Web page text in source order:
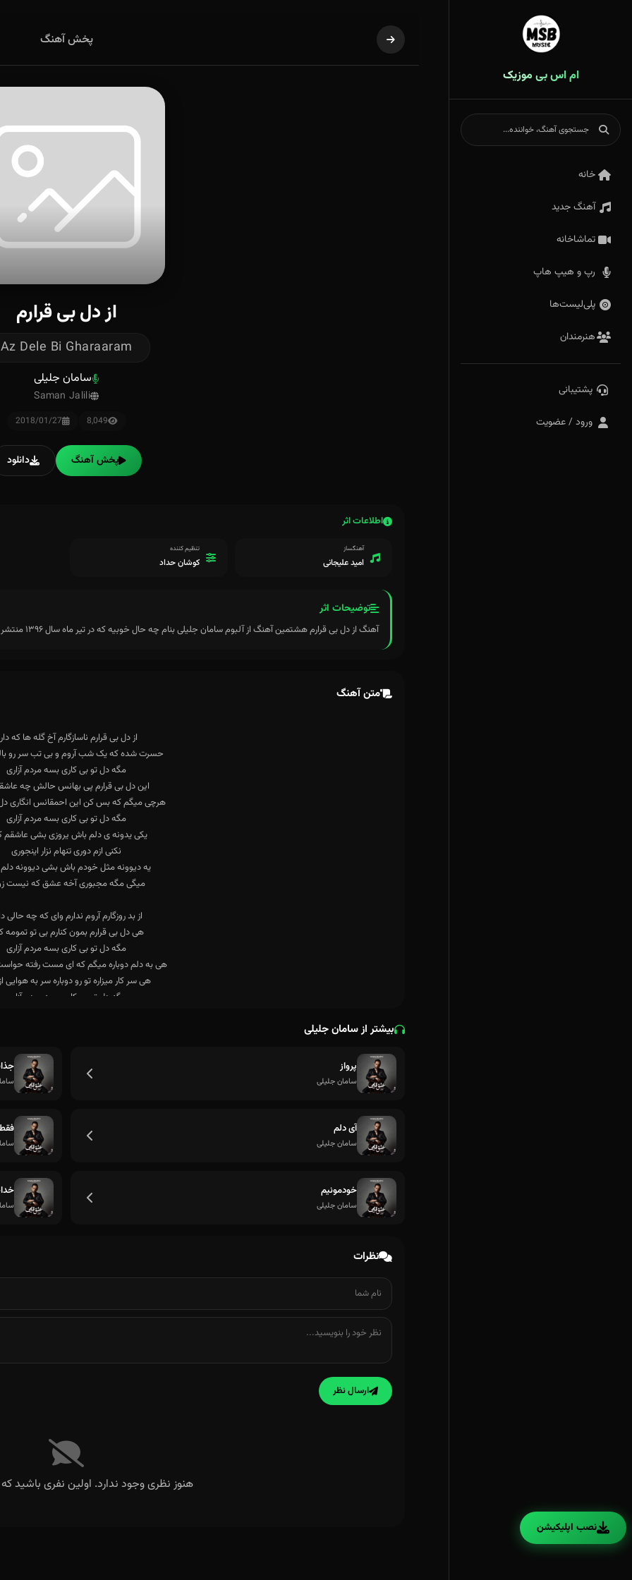
ام اس بی موزیک
خانه
آهنگ جدید
تماشاخانه
رپ و هیپ هاپ
پلی‌لیست‌ها
هنرمندان
پشتیبانی
ورود / عضویت
پخش آهنگ
از دل بی قرارم
Az Dele Bi Gharaaram
سامان جلیلی
Saman Jalili
8,049
2018/01/27
پخش آهنگ دانلود
اطلاعات اثر
آهنگساز
امید علیجانی
تنظیم کننده
کوشان حداد
توضیحات اثر
آهنگ از دل بی قرارم هشتمین آهنگ از آلبوم سامان جلیلی بنام چه حال خوبیه که در تیر ماه سال ۱۳۹۶ منتشر شده است می باشد.
متن آهنگ
میگی مگه مجبوری آخه عشق که نیست
بیشتر از سامان جلیلی
پرواز
سامان جلیلی
آی دلم
سامان جلیلی
خودمونیم
سامان جلیلی
نظرات
ارسال نظر
هنوز نظری وجود ندارد. اولین نفری باشید
نصب اپلیکیشن